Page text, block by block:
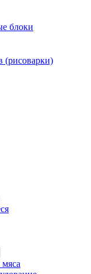
блоки
(рисоварки)